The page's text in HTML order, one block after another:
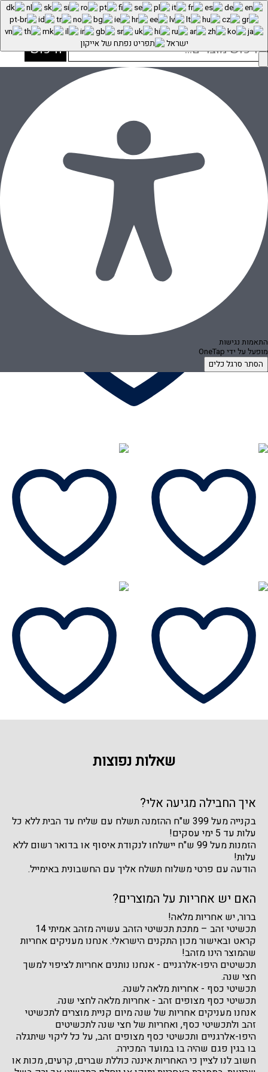
התחברות
עבור:
חיפוש
»חנות
שאלות נפוצות
איך החבילה מגיעה אלי?
בקנייה מעל 399 ש"ח ההזמנה תשלח עם שליח עד הבית ללא כל
עלות עד 5 ימי עסקים!
הזמנות מעל 99 ש"ח יישלחו לנקודת איסוף או בדואר רשום ללא
עלות!
הודעה עם פרטי משלוח תשלח אליך עם החשבונית באימייל.
האם יש אחריות על המוצרים?
ברור, יש אחריות מלאה!
תכשיטי זהב – מתכת תכשיטי הזהב עשויה מזהב אמיתי 14
קראט ובאישור מכון התקנים הישראלי. אנחנו מעניקים אחריות
שהמוצר הינו מזהב!
תכשיטים היפו-אלרגניים - אנחנו נותנים אחריות לציפוי למשך
חצי שנה.
תכשיטי כסף - אחריות מלאה לשנה.
תכשיטי כסף מצופים זהב - אחריות מלאה לחצי שנה.
אנחנו מעניקים אחריות של שנה מיום קניית מוצרים לתכשיטי
זהב ולתכשיטי כסף, ואחריות של חצי שנה לתכשיטים
היפו-אלרגניים ותכשיטי כסף מצופים זהב, על כל ליקוי שיתגלה
בו בגין פגם שהיה בו במועד המכירה.
חשוב לנו לציין כי האחריות איננה כוללת שברים, קרעים, מכות או
ישראל
התאמות נגישות
מופעל על ידי OneTap
הסתר סרגל כלים